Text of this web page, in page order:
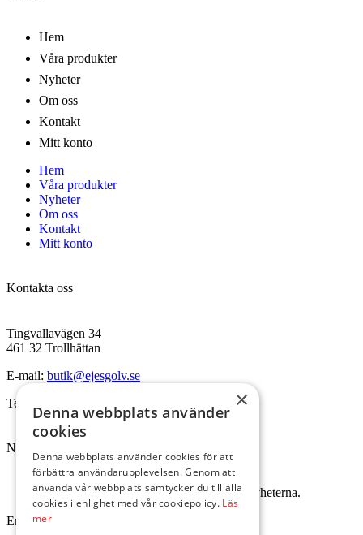
Hem
Våra produkter
Nyheter
Om oss
Kontakt
Mitt konto
Hem
Våra produkter
Nyheter
Om oss
Kontakt
Mitt konto
Kontakta oss
Tingvallavägen 34
461 32 Trollhättan
E-mail: butik@ejesgolv.se
Telefon:
Nyhetsbrev
Skriv upp dig för att få dem senaste nyheterna.
Email
×
Denna webbplats använder
cookies
Denna webbplats använder cookies för att
förbättra användarupplevelsen. Genom att
använda vår webbplats samtycker du till alla
cookies i enlighet med vår cookiepolicy. Läs
mer